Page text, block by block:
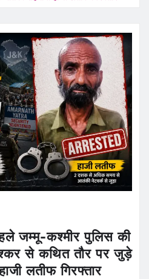
जम्मू-कश्मीर पुलिस की
से कथित तौर पर जुड़े
लतीफ गिरफ्तार